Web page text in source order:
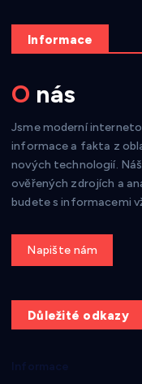
Informace
O nás
Jsme moderní
informace a fakta z
nových technologií.
ověřených zdrojích a
budete s informacemi
Get a Quote
Důležité odkazy
Informace